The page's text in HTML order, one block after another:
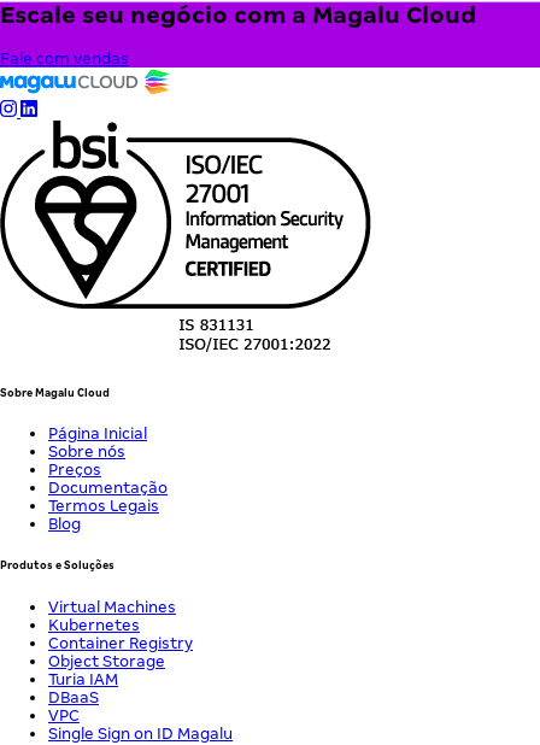
Escale seu negócio com a Magalu Cloud
Fale com vendas
Sobre Magalu Cloud
Página Inicial
Sobre nós
Preços
Documentação
Termos Legais
Blog
Produtos e Soluções
Virtual Machines
Kubernetes
Container Registry
Object Storage
Turia IAM
DBaaS
VPC
Single Sign on ID Magalu